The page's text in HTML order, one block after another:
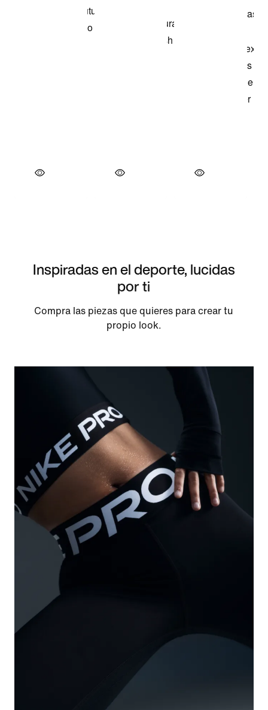
Inspiradas en el deporte, lucidas
por ti
Compra las piezas que quieres para crear tu
propio look.